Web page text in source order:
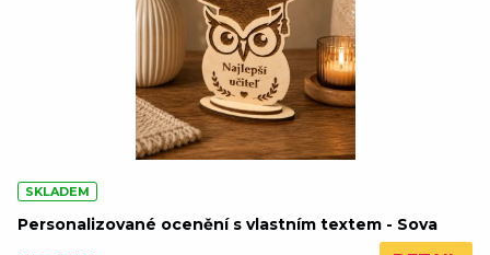
SKLADEM
Personalizované ocenění s vlastním textem - Sova